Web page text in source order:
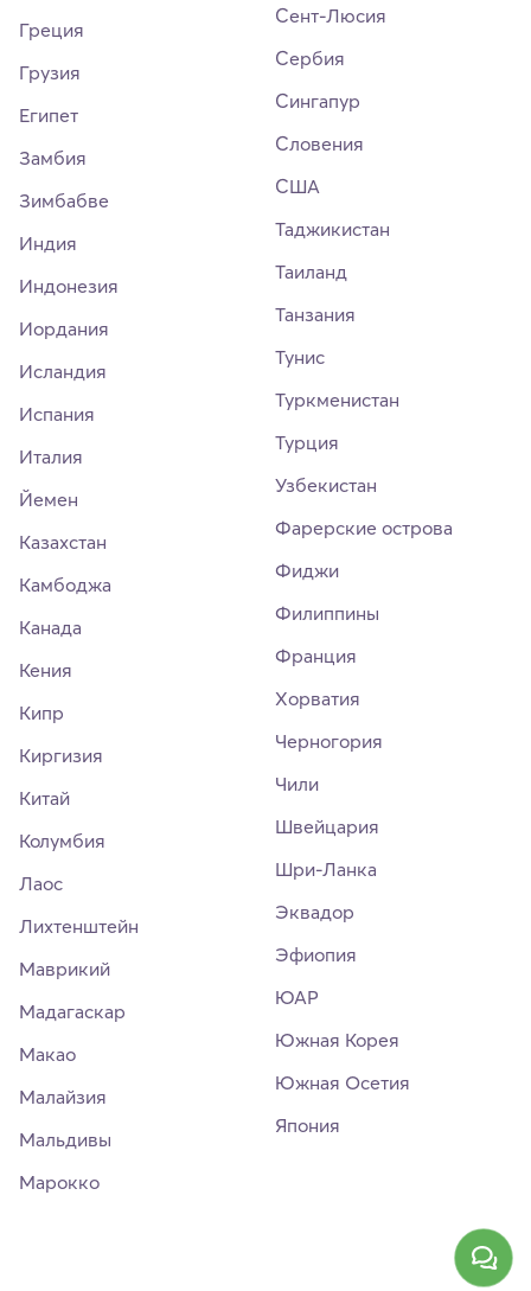
Греция
Грузия
Египет
Замбия
Зимбабве
Индия
Индонезия
Иордания
Исландия
Испания
Италия
Йемен
Казахстан
Камбоджа
Канада
Кения
Кипр
Киргизия
Китай
Колумбия
Лаос
Лихтенштейн
Маврикий
Мадагаскар
Макао
Малайзия
Мальдивы
Марокко
Сент-Люсия
Сербия
Сингапур
Словения
США
Таджикистан
Таиланд
Танзания
Тунис
Туркменистан
Турция
Узбекистан
Фарерские острова
Фиджи
Филиппины
Франция
Хорватия
Черногория
Чили
Швейцария
Шри-Ланка
Эквадор
Эфиопия
ЮАР
Южная Корея
Южная Осетия
Япония